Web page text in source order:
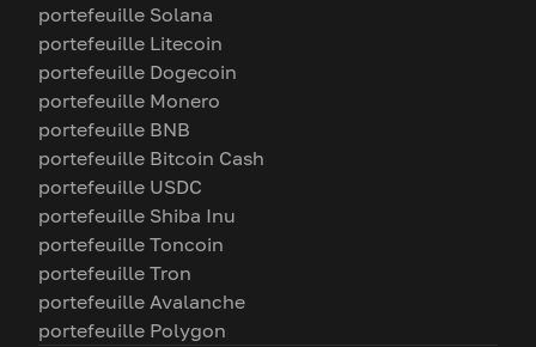
portefeuille Solana
portefeuille Litecoin
portefeuille Dogecoin
portefeuille Monero
portefeuille BNB
portefeuille Bitcoin Cash
portefeuille USDC
portefeuille Shiba Inu
portefeuille Toncoin
portefeuille Tron
portefeuille Avalanche
portefeuille Polygon